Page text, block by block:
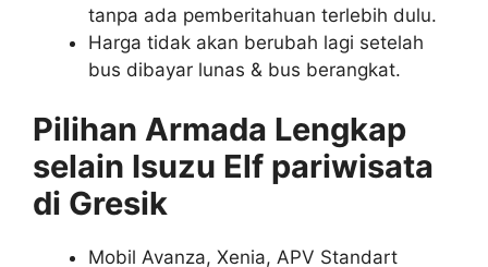
tanpa ada pemberitahuan terlebih dulu.
Harga tidak akan berubah lagi setelah
bus dibayar lunas & bus berangkat.
Pilihan Armada Lengkap
selain Isuzu Elf pariwisata
di Gresik
Mobil Avanza, Xenia, APV Standart